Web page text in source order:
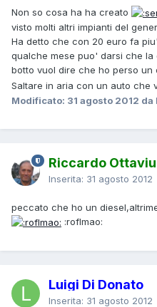
Non so cosa ha ha creato
visto molti altri impianti del
Ha detto che con 20 euro fa
qualche mese puo' darsi che
botto vuol dire che ho perso un
Saltare in aria con un auto che
Modificato: 31 agosto 2012 da
Riccardo
Inserita: 31 agosto 2012
peccato che ho un
:roflmao:
Luigi Di Donato
Inserita: 31 agosto 2012